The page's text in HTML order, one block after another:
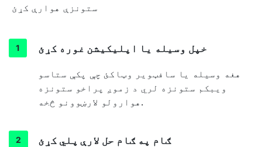
ستونزې هوارې کړئ
خپل وسیله یا اپلیکیشن غوره کړئ
هغه وسیله یا سافټویر وټاکئ چې پکې ستاسو
ویبکم ستونزه لري د زموږ پراخو ستونزه
هوارولو لارښوونو څخه.
ګام په ګام حل لارې پلي کړئ